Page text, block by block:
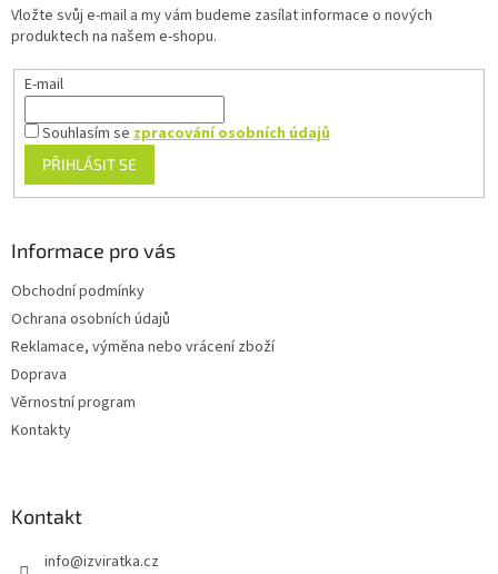
Vložte svůj e-mail a my vám budeme zasílat informace o nových
produktech na našem e-shopu.
E-mail
Souhlasím sezpracování osobních údajů
PŘIHLÁSIT SE
Informace pro vás
Obchodní podmínky
Ochrana osobních údajů
Reklamace, výměna nebo vrácení zboží
Doprava
Věrnostní program
Kontakty
Kontakt
info@izviratka.cz